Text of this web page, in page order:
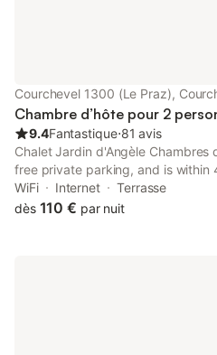
Courchevel 1300 (Le Praz),
Chambre d’hôte pour 2
9.4Fantastique⋅81 avis
Chalet Jardin d'Angèle Chambres
free private parking, and is within
d'Albertville and 50 km of Col de la
WiFi Internet
Terrasse
dès 110 € par nuit